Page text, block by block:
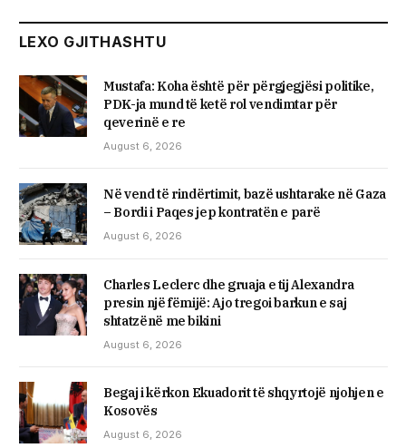
LEXO GJITHASHTU
Mustafa: Koha është për përgjegjësi politike,
PDK-ja mund të ketë rol vendimtar për
qeverinë e re
August 6, 2026
Në vend të rindërtimit, bazë ushtarake në Gaza
– Bordi i Paqes jep kontratën e parë
August 6, 2026
Charles Leclerc dhe gruaja e tij Alexandra
presin një fëmijë: Ajo tregoi barkun e saj
shtatzënë me bikini
August 6, 2026
Begaj i kërkon Ekuadorit të shqyrtojë njohjen e
Kosovës
August 6, 2026